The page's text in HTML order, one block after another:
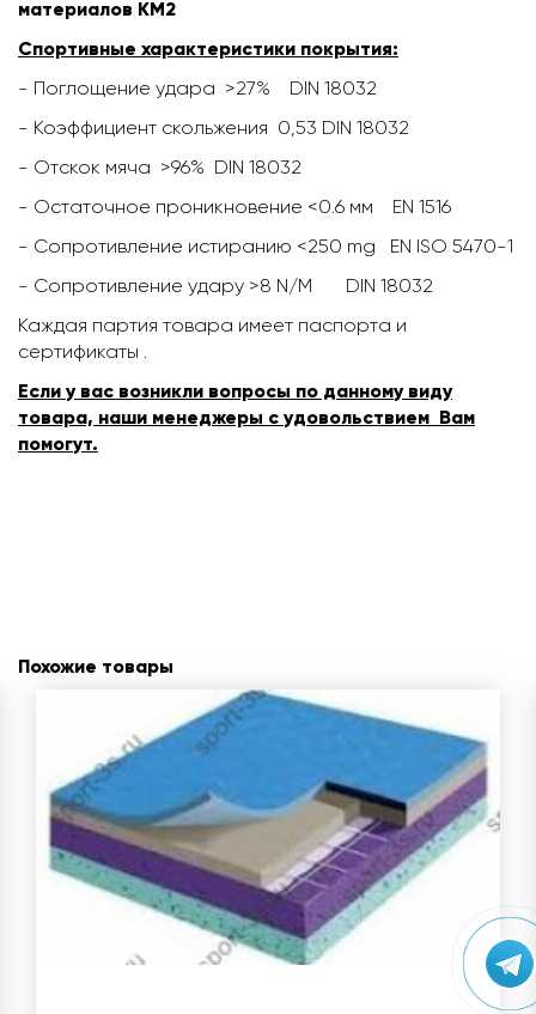
материалов КМ2
Спортивные характеристики покрытия:
- Поглощение удара >27% DIN 18032
- Коэффициент скольжения 0,53 DIN 18032
- Отскок мяча >96% DIN 18032
- Остаточное проникновение <0.6 мм EN 1516
- Сопротивление истиранию <250 mg EN ISO 5470-1
- Сопротивление удару >8 N/M DIN 18032
Каждая партия товара имеет паспорта и
сертификаты .
Если у вас возникли вопросы по данному виду
товара, наши менеджеры с удовольствием Вам
помогут.
Похожие товары